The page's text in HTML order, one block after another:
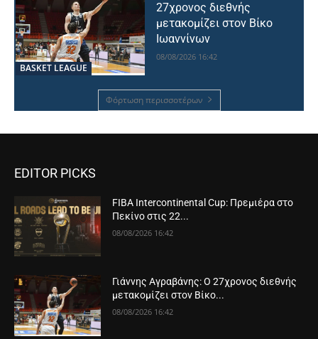
BASKET LEAGUE
27χρονος διεθνής
μετακομίζει στον Βίκο
Ιωαννίνων
08/08/2026 16:42
Φόρτωση περισσοτέρων
EDITOR PICKS
FIBA Intercontinental Cup: Πρεμιέρα στο
Πεκίνο στις 22...
08/08/2026 16:42
Γιάννης Αγραβάνης: Ο 27χρονος διεθνής
μετακομίζει στον Βίκο...
08/08/2026 16:42